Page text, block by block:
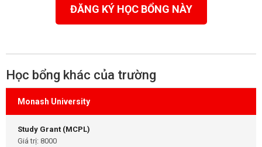
ĐĂNG KÝ HỌC BỔNG NÀY
Học bổng khác của trường
Monash University
Study Grant (MCPL)
Giá trị: 8000